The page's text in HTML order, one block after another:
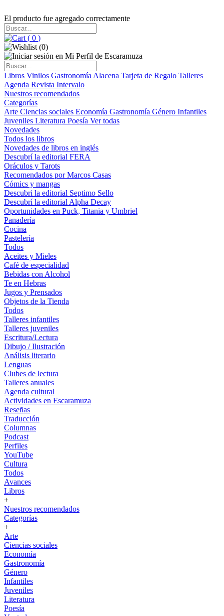
El producto fue agregado correctamente
( 0 )
(0)
Libros Vinilos Gastronomía Alacena Tarjeta de Regalo Talleres
Agenda Revista Intervalo
Nuestros recomendados
Categorías
Arte Ciencias sociales Economía Gastronomía Género Infantiles
Juveniles Literatura Poesía Ver todas
Novedades
Todos los libros
Novedades de libros en inglés
Descubrí la editorial FERA
Oráculos y Tarots
Recomendados por Marcos Casas
Cómics y mangas
Descubri la editorial Septimo Sello
Descubrí la editorial Alpha Decay
Oportunidades en Puck, Titania y Umbriel
Panadería
Cocina
Pastelería
Todos
Aceites y Mieles
Café de especialidad
Bebidas con Alcohol
Te en Hebras
Jugos y Prensados
Objetos de la Tienda
Todos
Talleres infantiles
Talleres juveniles
Escritura/Lectura
Dibujo / Ilustración
Análisis literario
Lenguas
Clubes de lectura
Talleres anuales
Agenda cultural
Actividades en Escaramuza
Reseñas
Traducción
Columnas
Podcast
Perfiles
YouTube
Cultura
Todos
Avances
Libros
+
Nuestros recomendados
Categorías
+
Arte
Ciencias sociales
Economía
Gastronomía
Género
Infantiles
Juveniles
Literatura
Poesía